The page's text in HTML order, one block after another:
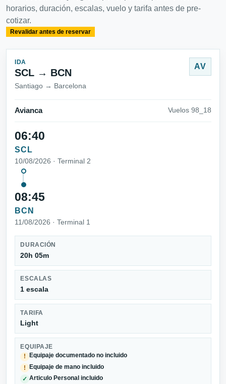
horarios, duración, escalas, vuelo y tarifa antes de pre-
cotizar.
Revalidar antes de reservar
IDA
SCL → BCN
Santiago → Barcelona
AV
Avianca Vuelos 98_18
06:40
SCL
10/08/2026 · Terminal 2
08:45
BCN
11/08/2026 · Terminal 1
DURACIÓN
20h 05m
ESCALAS
1 escala
TARIFA
Light
EQUIPAJE
!
Equipaje documentado no incluido
! Equipaje de mano incluido
✓ Articulo Personal incluido